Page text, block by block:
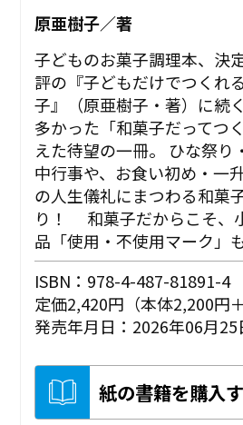
原亜樹子／著
子どものお菓子調理本、
評の『子どもだけでつく
子』（原亜樹子・著）に続
多かった「和菓子だってつ
えた待望の一冊。 ひな祭り
中行事や、お食い初め・一
の人生儀礼にまつわる和菓
り！ 和菓子だからこそ、
品「使用・不使用マーク」
ISBN：978-4-487-81891-4
定価2,420円（本体2,200円
発売年月日：2026年06月25
紙の書籍を購入